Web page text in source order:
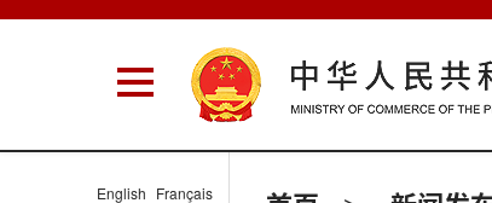
English Français